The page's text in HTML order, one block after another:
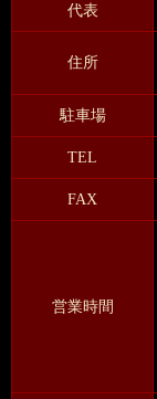
代表
住所
駐車場
TEL
FAX
営業時間